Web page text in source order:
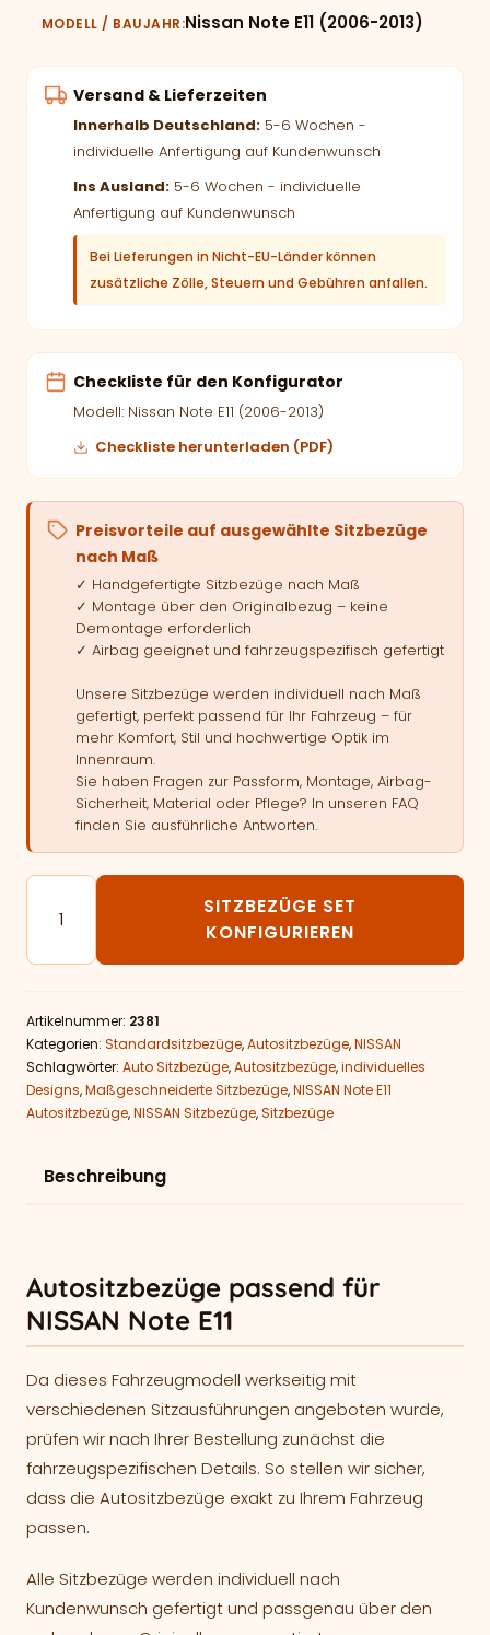
MODELL / BAUJAHR Nissan Note E11 (2006-2013)
Versand & Lieferzeiten
Innerhalb Deutschland: 5-6 Wochen -
individuelle Anfertigung auf Kundenwunsch
Ins Ausland: 5-6 Wochen - individuelle
Anfertigung auf Kundenwunsch
Bei Lieferungen in Nicht-EU-Länder können
zusätzliche Zölle, Steuern und Gebühren anfallen.
Checkliste für den Konfigurator
Modell: Nissan Note E11 (2006-2013)
Checkliste herunterladen (PDF)
Preisvorteile auf ausgewählte Sitzbezüge
nach Maß
✓ Handgefertigte Sitzbezüge nach Maß
✓ Montage über den Originalbezug – keine
Demontage erforderlich
✓ Airbag geeignet und fahrzeugspezifisch gefertigt
Unsere Sitzbezüge werden individuell nach Maß
gefertigt, perfekt passend für Ihr Fahrzeug – für
mehr Komfort, Stil und hochwertige Optik im
Innenraum.
Sie haben Fragen zur Passform, Montage, Airbag-
Sicherheit, Material oder Pflege? In unseren FAQ
finden Sie ausführliche Antworten.
Autositzbezüge passend für NISSAN Note E11 Menge
SITZBEZÜGE SET
KONFIGURIEREN
Artikelnummer: 2381
Kategorien: Standardsitzbezüge,Autositzbezüge,NISSAN
Schlagwörter: Auto Sitzbezüge,Autositzbezüge,individuelles
Designs,Maßgeschneiderte Sitzbezüge,NISSAN Note E11
Autositzbezüge,NISSAN Sitzbezüge,Sitzbezüge
Beschreibung
Autositzbezüge passend für
NISSAN Note E11
Da dieses Fahrzeugmodell werkseitig mit
verschiedenen Sitzausführungen angeboten wurde,
prüfen wir nach Ihrer Bestellung zunächst die
fahrzeugspezifischen Details. So stellen wir sicher,
dass die Autositzbezüge exakt zu Ihrem Fahrzeug
passen.
Alle Sitzbezüge werden individuell nach
Kundenwunsch gefertigt und passgenau über den